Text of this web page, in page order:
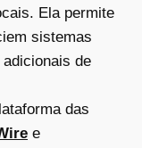
Ela permite
sistemas
de
das
e